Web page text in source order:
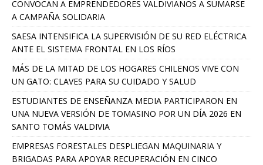
CONVOCAN A EMPRENDEDORES VALDIVIANOS A SUMARSE
A CAMPAÑA SOLIDARIA
SAESA INTENSIFICA LA SUPERVISIÓN DE SU RED ELÉCTRICA
ANTE EL SISTEMA FRONTAL EN LOS RÍOS
MÁS DE LA MITAD DE LOS HOGARES CHILENOS VIVE CON
UN GATO: CLAVES PARA SU CUIDADO Y SALUD
ESTUDIANTES DE ENSEÑANZA MEDIA PARTICIPARON EN
UNA NUEVA VERSIÓN DE TOMASINO POR UN DÍA 2026 EN
SANTO TOMÁS VALDIVIA
EMPRESAS FORESTALES DESPLIEGAN MAQUINARIA Y
BRIGADAS PARA APOYAR RECUPERACIÓN EN CINCO